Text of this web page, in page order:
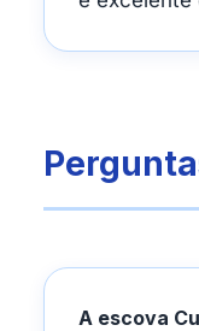
A escova